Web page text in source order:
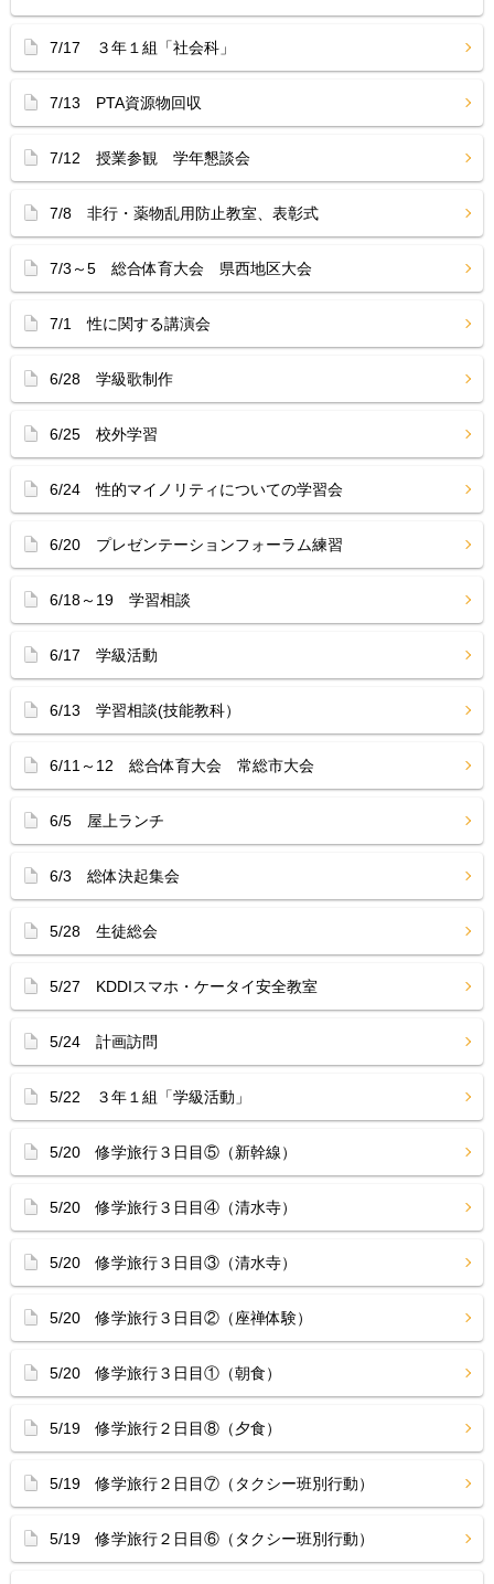
7/17 ３年１組「社会科」
7/13 PTA資源物回収
7/12 授業参観 学年懇談会
7/8 非行・薬物乱用防止教室、表彰式
7/3～5 総合体育大会 県西地区大会
7/1 性に関する講演会
6/28 学級歌制作
6/25 校外学習
6/24 性的マイノリティについての学習会
6/20 プレゼンテーションフォーラム練習
6/18～19 学習相談
6/17 学級活動
6/13 学習相談(技能教科）
6/11～12 総合体育大会 常総市大会
6/5 屋上ランチ
6/3 総体決起集会
5/28 生徒総会
5/27 KDDIスマホ・ケータイ安全教室
5/24 計画訪問
5/22 ３年１組「学級活動」
5/20 修学旅行３日目⑤（新幹線）
5/20 修学旅行３日目④（清水寺）
5/20 修学旅行３日目③（清水寺）
5/20 修学旅行３日目②（座禅体験）
5/20 修学旅行３日目①（朝食）
5/19 修学旅行２日目⑧（夕食）
5/19 修学旅行２日目⑦（タクシー班別行動）
5/19 修学旅行２日目⑥（タクシー班別行動）